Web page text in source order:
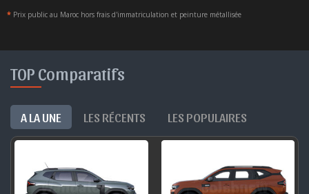
* Prix public au Maroc hors frais d'immatriculation et peinture métallisée
TOP Comparatifs
A LA UNE LES RÉCENTS LES POPULAIRES